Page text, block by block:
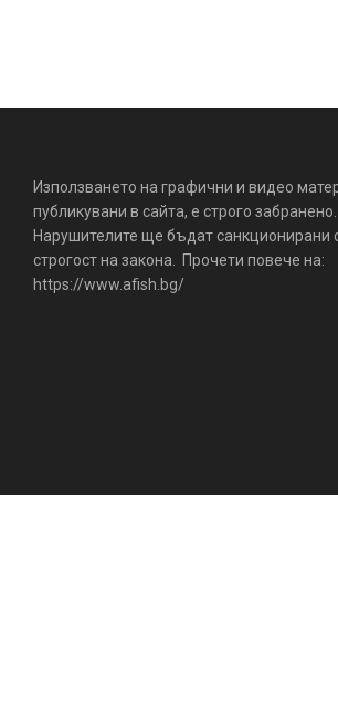
Използването на графични и видео
публикувани в сайта, е строго забранено.
Нарушителите ще бъдат санкционирани
строгост на закона. Прочети повече на:
https://www.afish.bg/